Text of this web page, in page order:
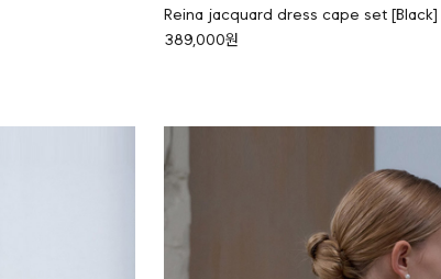
Reina jacquard dress cape set [Black]
389,000원